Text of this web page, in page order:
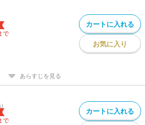
で
カートに入れる
お気に入り
あらすじを見る
)
で
カートに入れる